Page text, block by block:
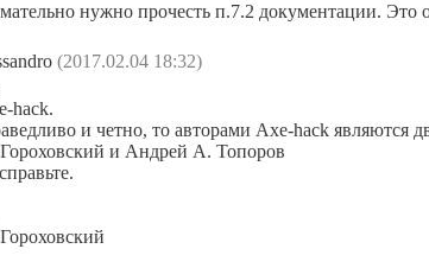
нужно прочесть п.7.2 документации. Это
(2017.02.04 18:32)
hack.
и четно, то авторами Axe-hack являются
и Андрей А. Топоров